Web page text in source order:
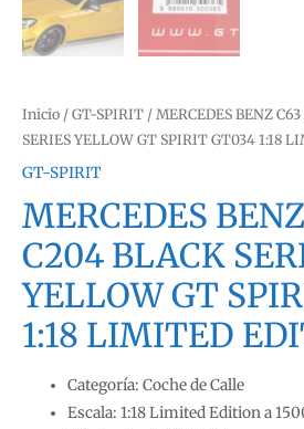
Inicio / GT-SPIRIT / MERCEDES BENZ
SERIES YELLOW GT SPIRIT GT034 1:18
GT-SPIRIT
MERCEDES
C204 BLACK
YELLOW GT
1:18 LIMITED
Categoría: Coche de Calle
Escala: 1:18 Limited Edition a